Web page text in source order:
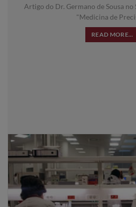
Artigo do Dr. Germano de Sousa no
"Medicina de
READ MORE...